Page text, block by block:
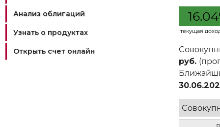
Анализ облигаций
Узнать о продуктах
Открыть счет онлайн
текущая
руб.